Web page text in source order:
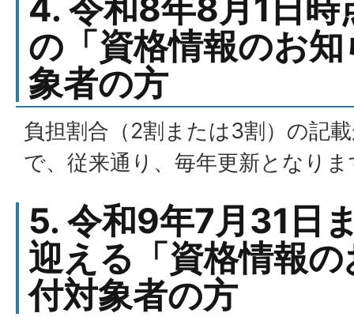
4. 令和8年8月1日
の「資格情報のお
象者の方
負担割合（2割または3割）の記
で、従来通り、毎年更新となり
5. 令和9年7月31日
迎える「資格情報
付対象者の方